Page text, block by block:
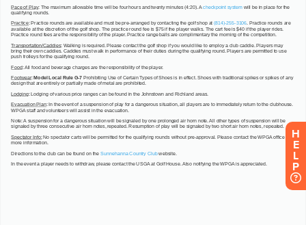
H
E
L
P